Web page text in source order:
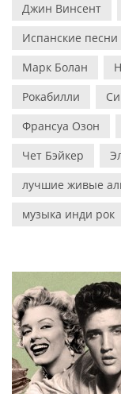
Джин Винсент
Испанские песни
Марк Болан
Рокабилли
Франсуа Озон
Чет Бэйкер
лучшие живые
музыка инди рок